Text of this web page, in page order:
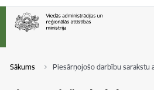
Sākums Piesārņojošo darbību sarakstu